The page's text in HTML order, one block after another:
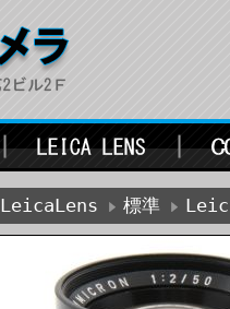
LeicaLens 標準